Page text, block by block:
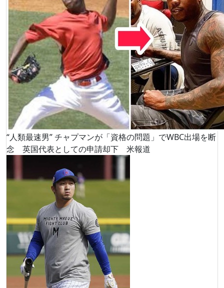
“人類最速男” チャプマンが「資格の問題」でWBC出場を断
念 英国代表としての申請却下 米報道